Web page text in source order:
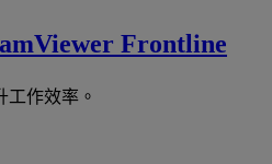
Frontline
工作效率。